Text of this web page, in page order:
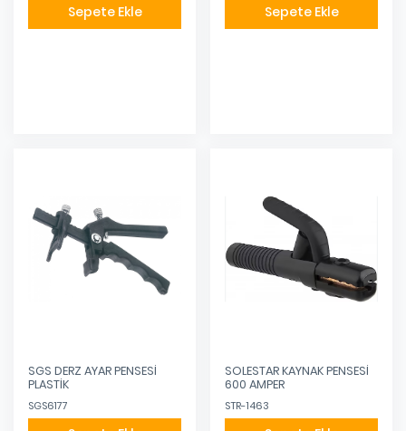
Sepete Ekle Sepete Ekle
SGS DERZ AYAR PENSESİ
PLASTİK
SGS6177
SOLESTAR KAYNAK PENSESİ
600 AMPER
STR-1463